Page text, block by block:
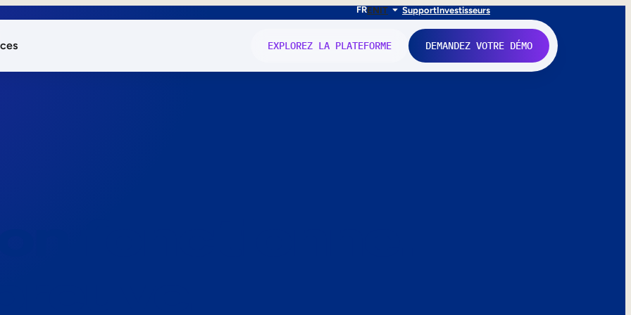
FRENIT SupportInvestisseurs
EXPLOREZ LA PLATEFORME DEMANDEZ VOTRE DÉMO